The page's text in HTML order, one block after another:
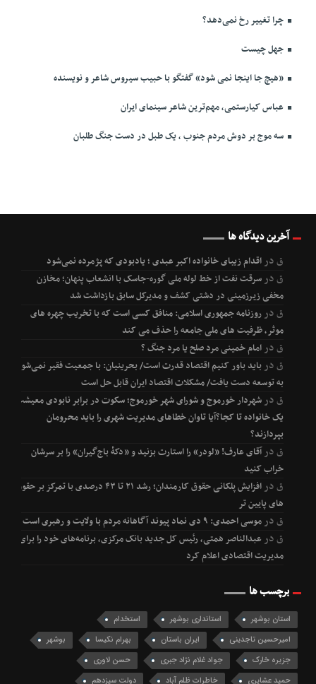
چرا تغییر رخ نمی‌دهد؟
جهل چیست
«هیچ جا اینجا نمی شود» گفتگو با حبیب سیروس شاعر و نویسنده
عباس کیارستمی، مهم‌ترین شاعر سینمای ایران
سه موج بر دوش مردم جنوب ، یک طبل در دست جنگ طلبان
آخرین دیدگاه ها
قدراقدام زیبای خانواده اکبر عبدی ؛ یادبودی که پژمرده نمی‌شود
قدرسرقت نفت از خط لوله ملی گوره-جاسک با انشعاب پنهان؛ مخازن
مخفی زیرزمینی در دشتی کشف و مدیرکل سابق بازداشت شد
قدرروزنامه جمهوری اسلامی: منافق کسی است که با تخریب چهره های
موثر، ظرفیت های ملی جامعه را حذف می کند
قدرامام خمینی مرد صلح یا مرد جنگ ؟
قدرباید باور کنیم اقتصاد قدرت است/ بحرینیان: با جمعیت فقیر نمی‌شود
به توسعه دست یافت/ مشکلات اقتصاد ایران قابل حل است
قدرشهردار خورموج و شورای شهر خورموج؛ سکوت در برابر نابودی معیشت
یک خانواده تا کجا؟آیا تاوان خطاهای مدیریت شهری را باید محرومان
بپردازند؟
قدرآقای عارف! «لودر» را استارت بزنید و «دکۀ باج‌گیران» را بر سرشان
خراب کنید
قدر
افزایش پلکانی حقوق کارمندان؛ رشد ۲۱ تا ۴۳ درصدی با تمرکز بر حقوق
های پایین تر
قدرموسی احمدی: ۹ دی نماد پیوند آگاهانه مردم با ولایت و رهبری است
قدر عبدالناصر همتی، رئیس کل جدید بانک مرکزی، برنامه‌های خود را برای
مدیریت اقتصادی اعلام کرد
برچسب ها
استان بوشهر استانداری بوشهر
استخدام
امیرحسین تاجدینی
ایران باستان بهرام نکیسا
بوشهر
جزیره خارک
جواد غلام نژاد جبری
حسن لاوری
حمید عشایری
خاطرات ظلم آباد دولت سیزدهم